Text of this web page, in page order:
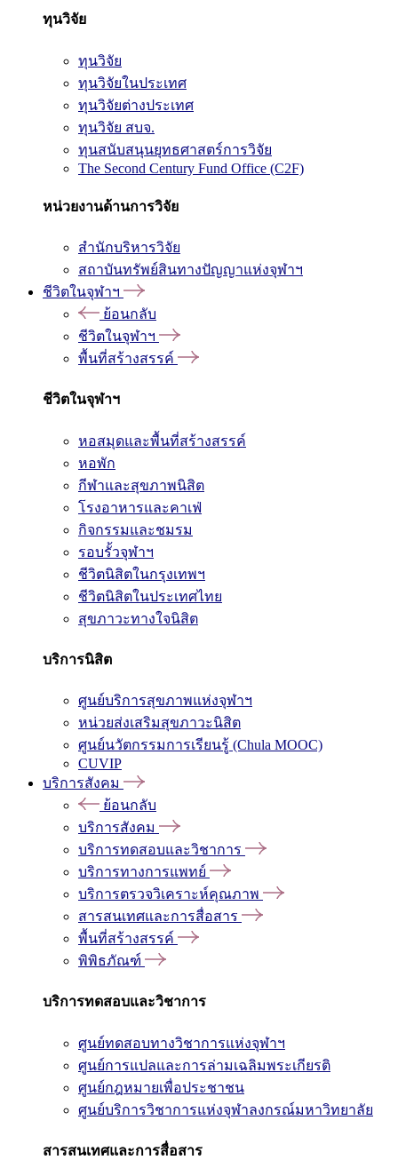
ทุนวิจัย
ทุนวิจัย
ทุนวิจัยในประเทศ
ทุนวิจัยต่างประเทศ
ทุนวิจัย สบจ.
ทุนสนับสนุนยุทธศาสตร์การวิจัย
The Second Century Fund Office (C2F)
หน่วยงานด้านการวิจัย
สำนักบริหารวิจัย
สถาบันทรัพย์สินทางปัญญาแห่งจุฬาฯ
ชีวิตในจุฬาฯ
ย้อนกลับ
ชีวิตในจุฬาฯ
พื้นที่สร้างสรรค์
ชีวิตในจุฬาฯ
หอสมุดและพื้นที่สร้างสรรค์
หอพัก
กีฬาและสุขภาพนิสิต
โรงอาหารและคาเฟ่
กิจกรรมและชมรม
รอบรั้วจุฬาฯ
ชีวิตนิสิตในกรุงเทพฯ
ชีวิตนิสิตในประเทศไทย
สุขภาวะทางใจนิสิต
บริการนิสิต
ศูนย์บริการสุขภาพแห่งจุฬาฯ
หน่วยส่งเสริมสุขภาวะนิสิต
ศูนย์นวัตกรรมการเรียนรู้ (Chula MOOC)
CUVIP
บริการสังคม
ย้อนกลับ
บริการสังคม
บริการทดสอบและวิชาการ
บริการทางการแพทย์
บริการตรวจวิเคราะห์คุณภาพ
สารสนเทศและการสื่อสาร
พื้นที่สร้างสรรค์
พิพิธภัณฑ์
บริการทดสอบและวิชาการ
ศูนย์ทดสอบทางวิชาการแห่งจุฬาฯ
ศูนย์การแปลและการล่ามเฉลิมพระเกียรติ
ศูนย์กฎหมายเพื่อประชาชน
ศูนย์บริการวิชาการแห่งจุฬาลงกรณ์มหาวิทยาลัย
สารสนเทศและการสื่อสาร